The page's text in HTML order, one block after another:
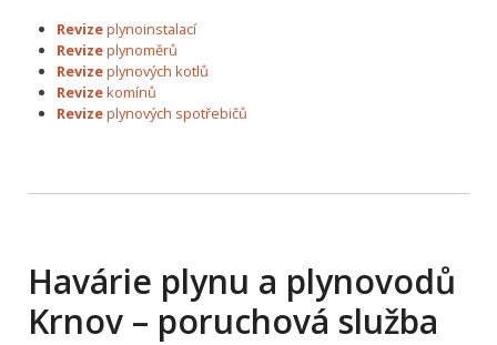
Revizeplynoinstalací
Revizeplynoměrů
Revizeplynových kotlů
Revizekomínů
Revizeplynových spotřebičů
Havárie plynu a plynovodů
Krnov – poruchová služba